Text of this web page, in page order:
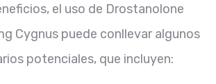
el uso de Drostanolone
Cygnus puede conllevar algunos
potenciales, que incluyen: